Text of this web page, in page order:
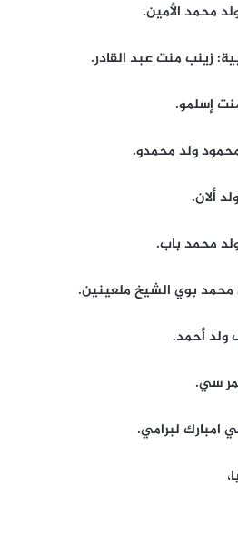
زينب منت عبد القادر.
إسلمو.
ولد محمدو.
امبارك لبرامي.